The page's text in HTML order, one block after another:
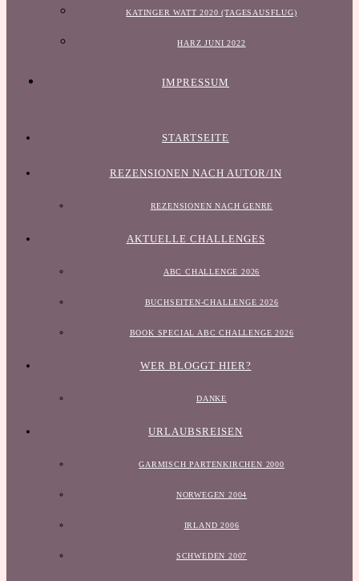
KATINGER WATT 2020 (TAGESAUSFLUG)
HARZ JUNI 2022
IMPRESSUM
STARTSEITE
REZENSIONEN NACH AUTOR/IN
REZENSIONEN NACH GENRE
AKTUELLE CHALLENGES
ABC CHALLENGE 2026
BUCHSEITEN-CHALLENGE 2026
BOOK SPECIAL ABC CHALLENGE 2026
WER BLOGGT HIER?
DANKE
URLAUBSREISEN
GARMISCH PARTENKIRCHEN 2000
NORWEGEN 2004
IRLAND 2006
SCHWEDEN 2007